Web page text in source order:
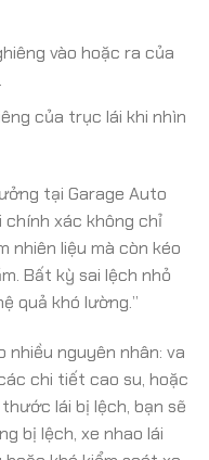
vào hoặc ra của
của trục lái khi nhìn
tại Garage Auto
chính xác không chỉ
nhiên liệu mà còn kéo
Bất kỳ sai lệch nhỏ
quả khó lường.”
nguyên nhân: va
chi tiết cao su, hoặc
lái bị lệch, bạn sẽ
bị lệch, xe nhao lái